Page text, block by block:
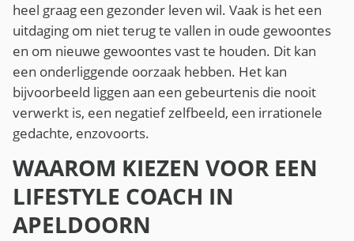
heel graag een gezonder leven wil. Vaak is het een
uitdaging om niet terug te vallen in oude gewoontes
en om nieuwe gewoontes vast te houden. Dit kan
een onderliggende oorzaak hebben. Het kan
bijvoorbeeld liggen aan een gebeurtenis die nooit
verwerkt is, een negatief zelfbeeld, een irrationele
gedachte, enzovoorts.
WAAROM KIEZEN VOOR EEN
LIFESTYLE COACH IN
APELDOORN